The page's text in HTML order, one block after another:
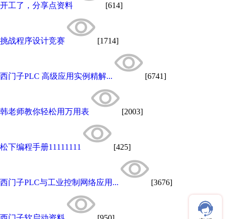
开工了，分享点资料 [614]
挑战程序设计竞赛 [1714]
西门子PLC 高级应用实例精解... [6741]
韩老师教你轻松用万用表 [2003]
松下编程手册11111111 [425]
西门子PLC与工业控制网络应用... [3676]